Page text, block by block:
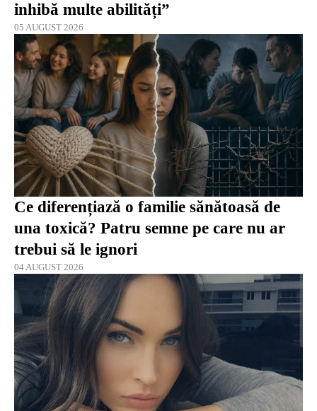
inhibă multe abilități”
05 AUGUST 2026
Ce diferențiază o familie sănătoasă de
una toxică? Patru semne pe care nu ar
trebui să le ignori
04 AUGUST 2026